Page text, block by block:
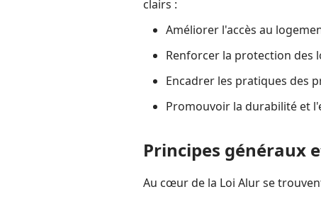
clairs :
Améliorer l'accès au
Renforcer la protection des
Encadrer les pratiques des
Promouvoir la durabilité et
Principes généraux
Au cœur de la Loi Alur se